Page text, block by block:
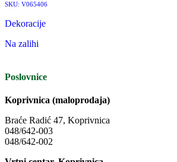
SKU: V065406
Dekoracije
Na zalihi
Poslovnice
Koprivnica (maloprodaja)
Braće Radić 47, Koprivnica
048/642-003
048/642-002